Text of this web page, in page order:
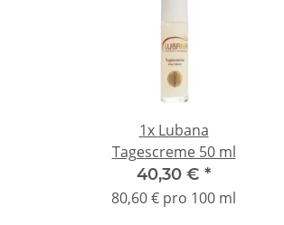
1x Lubana
Tagescreme 50 ml
40,30 € *
80,60 € pro 100 ml